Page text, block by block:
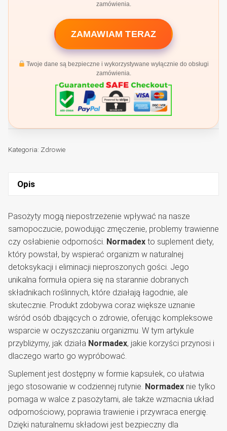
zamówienia.
ZAMAWIAM TERAZ
Twoje dane są bezpieczne i wykorzystywane wyłącznie do obsługi
zamówienia.
Kategoria: Zdrowie
Opis
Pasożyty mogą niepostrzeżenie wpływać na nasze
samopoczucie, powodując zmęczenie, problemy trawienne
czy osłabienie odporności. Normadex to suplement diety,
który powstał, by wspierać organizm w naturalnej
detoksykacji i eliminacji nieproszonych gości. Jego
unikalna formuła opiera się na starannie dobranych
składnikach roślinnych, które działają łagodnie, ale
skutecznie. Produkt zdobywa coraz większe uznanie
wśród osób dbających o zdrowie, oferując kompleksowe
wsparcie w oczyszczaniu organizmu. W tym artykule
przybliżymy, jak działa Normadex, jakie korzyści przynosi i
dlaczego warto go wypróbować.
Suplement jest dostępny w formie kapsułek, co ułatwia
jego stosowanie w codziennej rutynie. Normadex nie tylko
pomaga w walce z pasożytami, ale także wzmacnia układ
odpornościowy, poprawia trawienie i przywraca energię.
Dzięki naturalnemu składowi jest bezpieczny dla